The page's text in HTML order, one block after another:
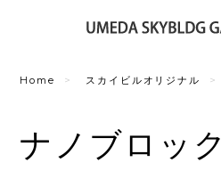
Home スカイビルオリジナル
ナノブロック